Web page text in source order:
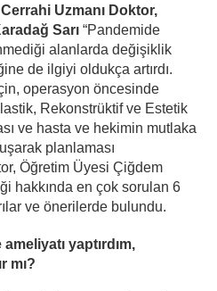
Uzmanı Doktor,
Sarı “Pandemide
alanlarda değişiklik
de ilgiyi oldukça artırdı.
operasyon öncesinde
Rekonstrüktif ve Estetik
ve hasta ve hekimin mutlaka
planlaması
Öğretim Üyesi Çiğdem
hakkında en çok sorulan 6
ve önerilerde bulundu.
yaptırdım,
mı?